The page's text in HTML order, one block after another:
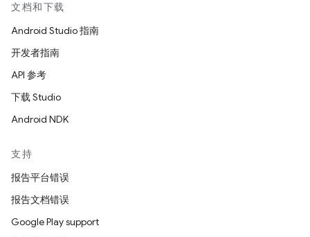
文档和下载
Android Studio 指南
开发者指南
API 参考
下载 Studio
Android NDK
支持
报告平台错误
报告文档错误
Google Play support